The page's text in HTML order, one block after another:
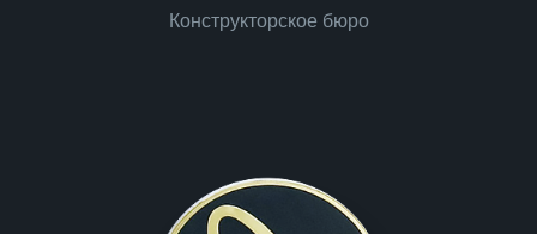
Конструкторское бюро